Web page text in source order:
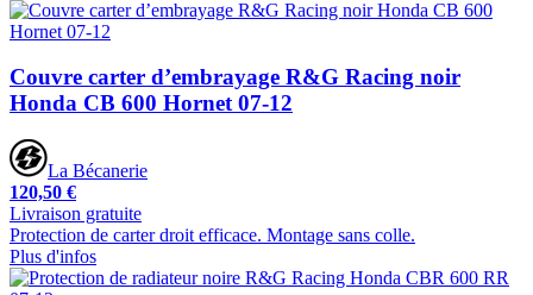
Couvre carter d’embrayage R&G Racing noir
Honda CB 600 Hornet 07-12
La Bécanerie
120,50 €
Livraison gratuite
Protection de carter droit efficace. Montage sans colle.
Plus d'infos